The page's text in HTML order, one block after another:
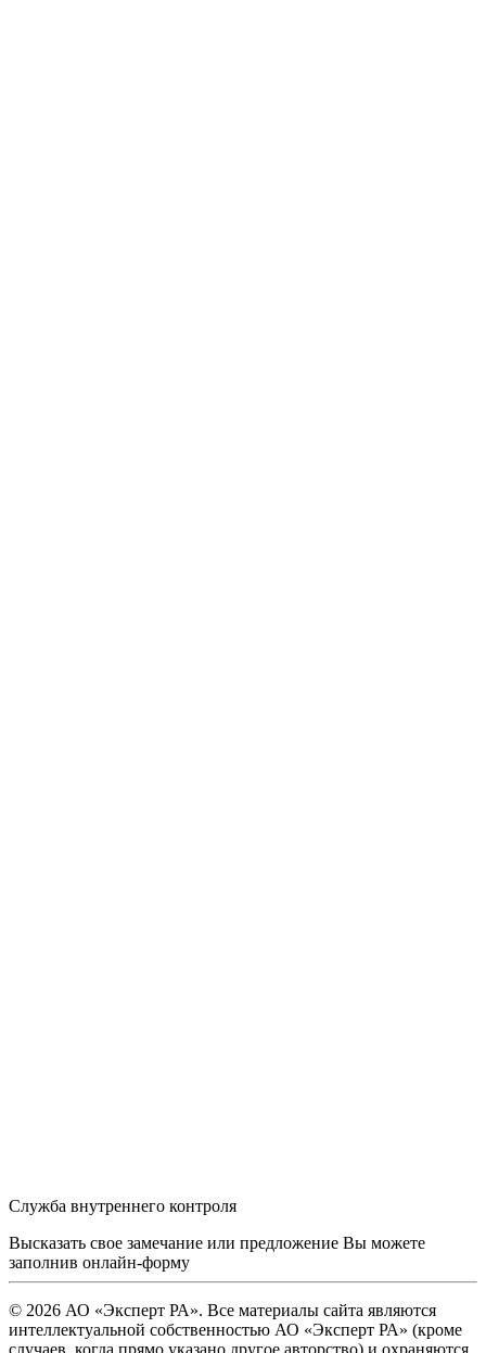
Служба внутреннего контроля
Высказать свое замечание или предложение Вы можете
заполнив онлайн-форму
© 2026 АО «Эксперт РА». Все материалы сайта являются
интеллектуальной собственностью АО «Эксперт РА» (кроме